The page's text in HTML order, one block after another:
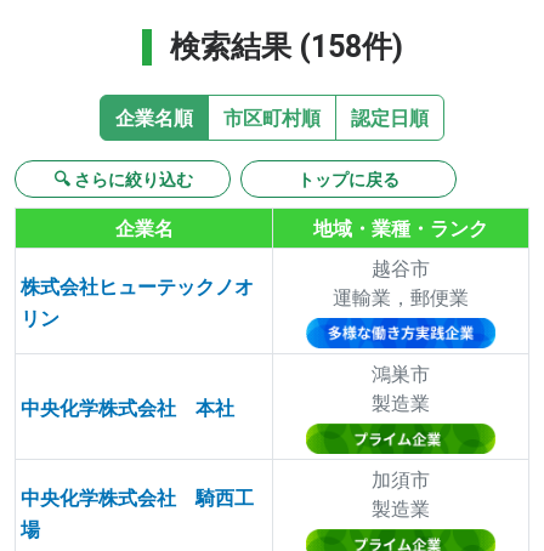
検索結果 (158件)
企業名順 市区町村順 認定日順
🔍 さらに絞り込む トップに戻る
企業名 地域・業種・ランク
株式会社ヒューテックノオ
リン
越谷市
運輸業，郵便業
中央化学株式会社 本社
鴻巣市
製造業
中央化学株式会社 騎西工
場
加須市
製造業